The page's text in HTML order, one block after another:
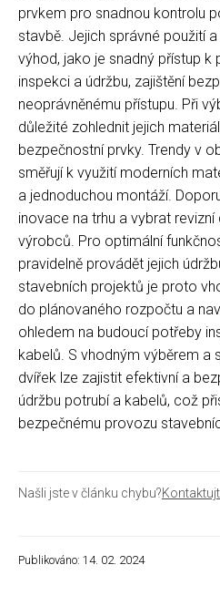
prvkem pro snadnou kontrolu
stavbě. Jejich správné použití
výhod, jako je snadný přístup
inspekci a údržbu, zajištění
neoprávněnému přístupu. Při
důležité zohlednit jejich
bezpečnostní prvky. Trendy v
směřují k využití moderních
a jednoduchou montáží.
inovace na trhu a vybrat
výrobců. Pro optimální
pravidelně provádět jejich
stavebních projektů je proto
do plánovaného rozpočtu a
ohledem na budoucí potřeby
kabelů. S vhodným výběrem a
dvířek lze zajistit efektivní a
údržbu potrubí a kabelů, což
bezpečnému provozu
Našli jste v článku chybu?
Publikováno: 14. 02. 2024